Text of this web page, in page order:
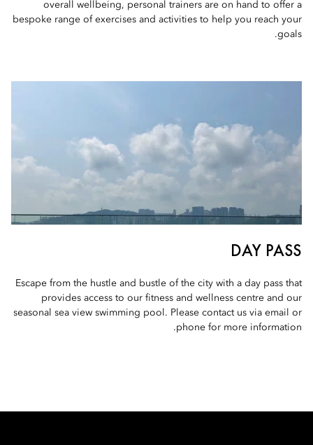
overall wellbeing, personal trainers are on hand to offer a
bespoke range of exercises and activities to help you reach your
goals.
DAY PASS
Escape from the hustle and bustle of the city with a day pass that
provides access to our fitness and wellness centre and our
seasonal sea view swimming pool. Please contact us via email or
phone for more information.